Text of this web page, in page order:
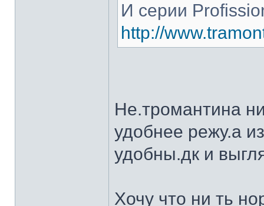
И серии
http://
Не.тромантина
удобнее режу.а
удобны.дк и
Хочу что ни ть